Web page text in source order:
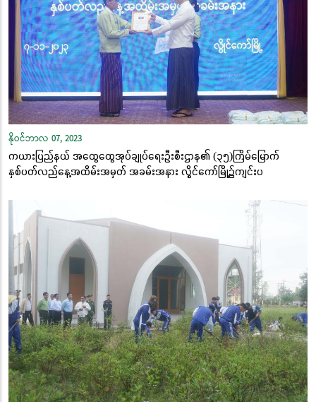
နိုဝင်ဘာလ 07, 2023
ကယားပြည်နယ် အထွေထွေအုပ်ချုပ်ရေးဦးစီးဌာန၏ (၃၅)ကြိမ်မြောက်
နှစ်ပတ်လည်နေ့အထိမ်းအမှတ် အခမ်းအနား လွိုင်ကော်မြို့၌ကျင်းပ